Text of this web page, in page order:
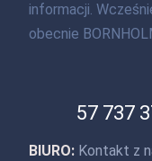
informacji.
obecnie
57 737
BIURO: Kontakt z